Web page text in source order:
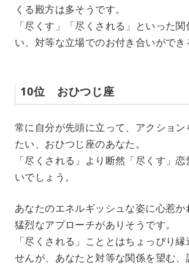
くる殿方は多そうです。
「尽くす」「尽くされる」といった
い、対等な立場でのお付き合いができ
10位 おひつじ座
常に自分が先頭に立って、アクション
たい、おひつじ座のあなた。
「尽くされる」より断然「尽くす」
いでしょう。
あなたのエネルギッシュな姿に心惹か
猛烈なアプローチがありそうです。
「尽くされる」こととはちょっぴり
せんが、あなたと対等な関係を望む